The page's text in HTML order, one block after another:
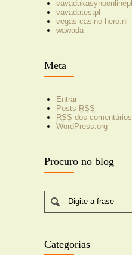
vavadakasynoonlinepl
vavadatestpl
vegas-casino-hero.nl
wawada
Meta
Entrar
Posts RSS
RSS dos comentários
WordPress.org
Procuro no blog
Digite a frase
Categorias